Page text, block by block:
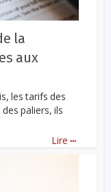
la
aux
les tarifs des
paliers, ils
Lire ...